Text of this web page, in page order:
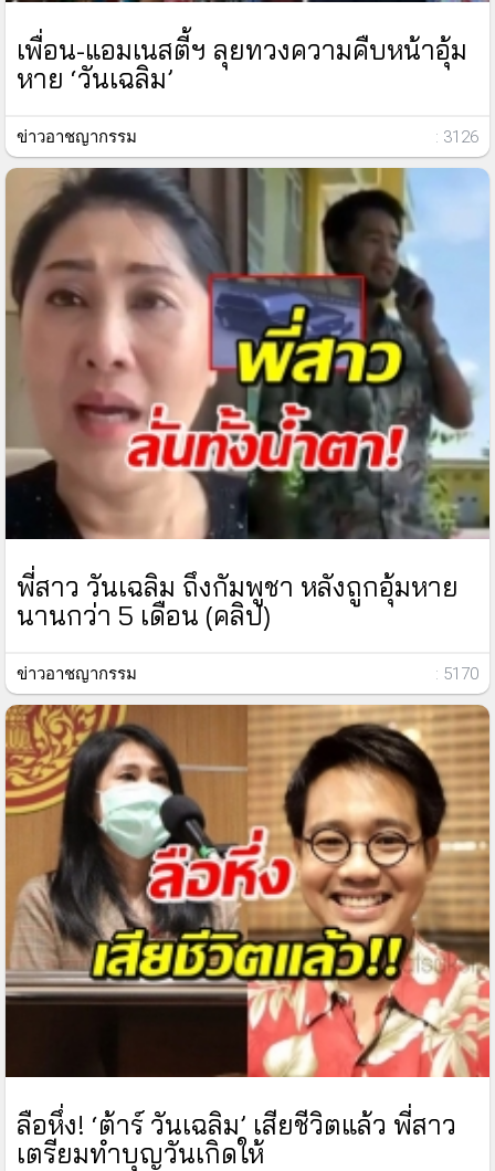
เพื่อน-แอมเนสตี้ฯ ลุยทวงความคืบหน้าอุ้ม
หาย ‘วันเฉลิม’
ข่าวอาชญากรรม : 3126
พี่สาว วันเฉลิม ถึงกัมพูชา หลังถูกอุ้มหาย
นานกว่า 5 เดือน (คลิป)
ข่าวอาชญากรรม : 5170
ลือหึ่ง! ‘ต้าร์ วันเฉลิม’ เสียชีวิตแล้ว พี่สาว
เตรียมทำบุญวันเกิดให้